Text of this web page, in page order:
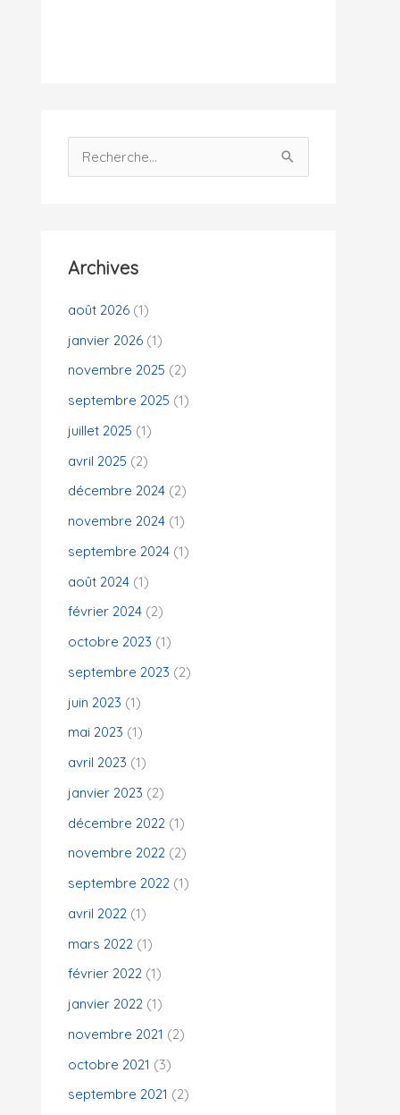
e
c
h
:
Archives
août 2026 (1)
janvier 2026 (1)
novembre 2025 (2)
septembre 2025 (1)
juillet 2025 (1)
avril 2025 (2)
décembre 2024 (2)
novembre 2024 (1)
septembre 2024 (1)
août 2024 (1)
février 2024 (2)
octobre 2023 (1)
septembre 2023 (2)
juin 2023 (1)
mai 2023 (1)
avril 2023 (1)
janvier 2023 (2)
décembre 2022 (1)
novembre 2022 (2)
septembre 2022 (1)
avril 2022 (1)
mars 2022 (1)
février 2022 (1)
janvier 2022 (1)
novembre 2021 (2)
octobre 2021 (3)
septembre 2021 (2)